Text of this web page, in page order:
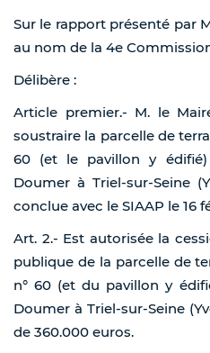
Sur le rapport présenté par
au nom de la 4e
Délibère :
Article premier.- M. le
soustraire la parcelle de
60 (et le pavillon y
Doumer à Triel-sur-Seine
conclue avec le SIAAP le 16
Art. 2.- Est autorisée la
publique de la parcelle de
n° 60 (et du pavillon y
Doumer à Triel-sur-Seine
de 360.000 euros.